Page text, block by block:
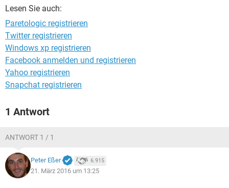
Lesen Sie auch:
Paretologic registrieren
Twitter registrieren
Windows xp registrieren
Facebook anmelden und registrieren
Yahoo registrieren
Snapchat registrieren
1 Antwort
ANTWORT 1 / 1
Peter Eßer 6.915
21. März 2016 um 13:25